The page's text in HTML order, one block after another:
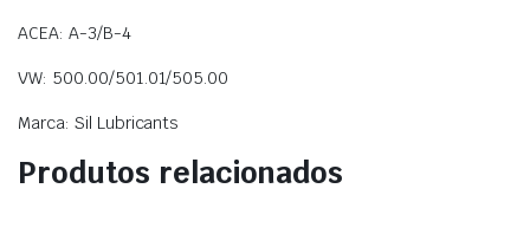
ACEA: A-3/B-4
VW: 500.00/501.01/505.00
Marca: Sil Lubricants
Produtos relacionados